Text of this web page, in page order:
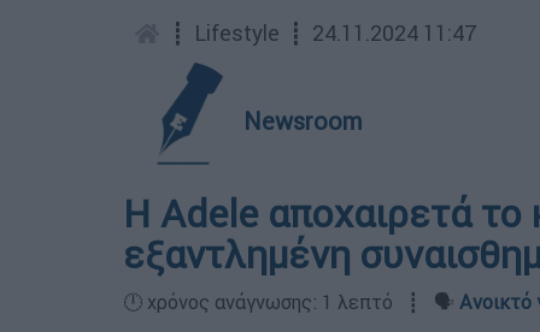
┋ Lifestyle ┋ 24.11.2024 11:47
Newsroom
Η Adele αποχαιρετά
εξαντλημένη
🕛 χρόνος ανάγνωσης: 1 λεπτό ┋ 🗣️ Ανοικτό